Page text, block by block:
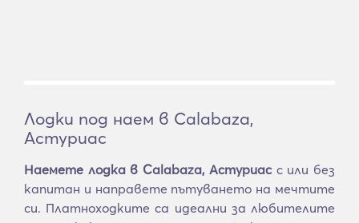
Лодки под наем в Calabaza,
Астуриас
Наемете лодка в Calabaza, Астуриасс или без
капитан и направете пътуването на мечтите
си. Платноходките са идеални за любителите